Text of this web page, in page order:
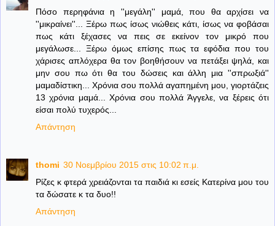
Πόσο περηφάνια η ''μεγάλη'' μαμά, που θα αρχίσει να
''μικραίνει''... Ξέρω πως ίσως νιώθεις κάτι, ίσως να φοβάσαι
πως κάτι ξέχασες να πεις σε εκείνον τον μικρό που
μεγάλωσε... Ξέρω όμως επίσης πως τα εφόδια που του
χάρισες απλόχερα θα τον βοηθήσουν να πετάξει ψηλά, και
μην σου πω ότι θα του δώσεις και άλλη μια ''σπρωξιά''
μαμαδίστικη... Χρόνια σου πολλά αγαπημένη μου, γιορτάζεις
13 χρόνια μαμά... Χρόνια σου πολλά Άγγελε, να ξέρεις ότι
είσαι πολύ τυχερός...
Απάντηση
thomi 30 Νοεμβρίου 2015 στις 10:02 π.μ.
Ρίζες κ φτερά χρειάζονται τα παιδιά κι εσείς Κατερίνα μου του
τα δώσατε κ τα δυο!!
Απάντηση